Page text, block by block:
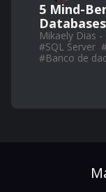
5 Mind-
Mikaely Dias -
#SQL Server
#Banco de